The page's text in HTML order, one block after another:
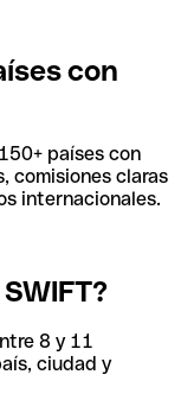
con
países con
comisiones claras
internacionales.
8 y 11
ciudad y